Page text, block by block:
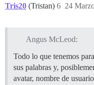
Tris20 (Tristan) 24
6
Angus McLeod:
Todo lo que tenemos
sus palabras y,
avatar, nombre de